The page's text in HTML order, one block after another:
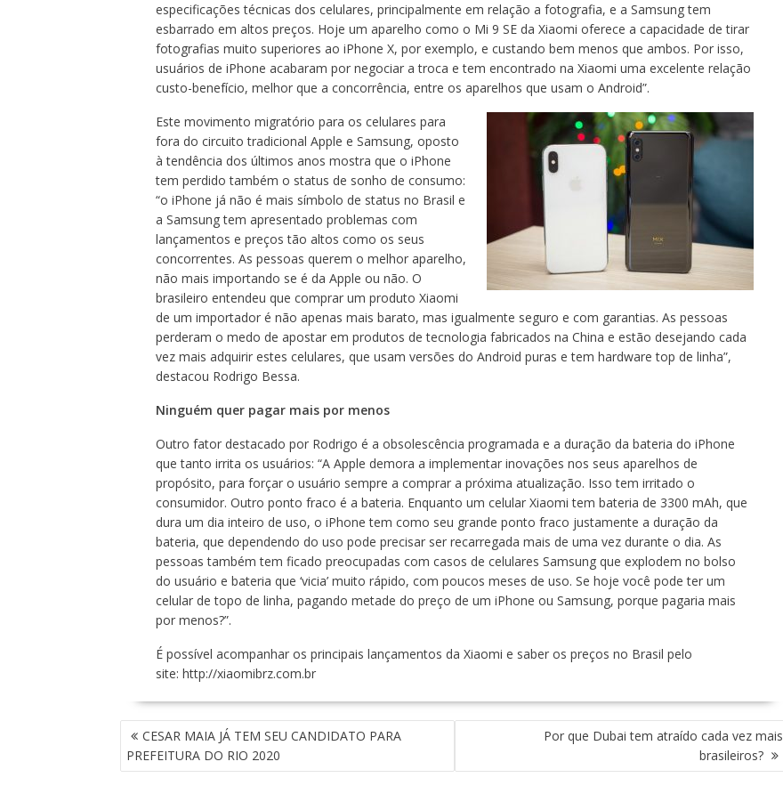
especificações técnicas dos celulares, principalmente em relação a fotografia, e a Samsung tem
esbarrado em altos preços. Hoje um aparelho como o Mi 9 SE da Xiaomi oferece a capacidade de tirar
fotografias muito superiores ao iPhone X, por exemplo, e custando bem menos que ambos. Por isso,
usuários de iPhone acabaram por negociar a troca e tem encontrado na Xiaomi uma excelente relação
custo-benefício, melhor que a concorrência, entre os aparelhos que usam o Android”.
Este movimento migratório para os celulares para
fora do circuito tradicional Apple e Samsung, oposto
à tendência dos últimos anos mostra que o iPhone
tem perdido também o status de sonho de consumo:
“o iPhone já não é mais símbolo de status no Brasil e
a Samsung tem apresentado problemas com
lançamentos e preços tão altos como os seus
concorrentes. As pessoas querem o melhor aparelho,
não mais importando se é da Apple ou não. O
brasileiro entendeu que comprar um produto Xiaomi
de um importador é não apenas mais barato, mas igualmente seguro e com garantias. As pessoas
perderam o medo de apostar em produtos de tecnologia fabricados na China e estão desejando cada
vez mais adquirir estes celulares, que usam versões do Android puras e tem hardware top de linha”,
destacou Rodrigo Bessa.
Ninguém quer pagar mais por menos
Outro fator destacado por Rodrigo é a obsolescência programada e a duração da bateria do iPhone
que tanto irrita os usuários: “A Apple demora a implementar inovações nos seus aparelhos de
propósito, para forçar o usuário sempre a comprar a próxima atualização. Isso tem irritado o
consumidor. Outro ponto fraco é a bateria. Enquanto um celular Xiaomi tem bateria de 3300 mAh, que
dura um dia inteiro de uso, o iPhone tem como seu grande ponto fraco justamente a duração da
bateria, que dependendo do uso pode precisar ser recarregada mais de uma vez durante o dia. As
pessoas também tem ficado preocupadas com casos de celulares Samsung que explodem no bolso
do usuário e bateria que ‘vicia’ muito rápido, com poucos meses de uso. Se hoje você pode ter um
celular de topo de linha, pagando metade do preço de um iPhone ou Samsung, porque pagaria mais
por menos?”.
É possível acompanhar os principais lançamentos da Xiaomi e saber os preços no Brasil pelo
site: http://xiaomibrz.com.br
N
A
V
CESAR MAIA JÁ TEM SEU CANDIDATO PARA
PREFEITURA DO RIO 2020
Por que Dubai tem atraído cada vez mais
brasileiros?